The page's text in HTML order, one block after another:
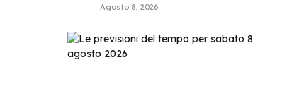
Agosto 8, 2026